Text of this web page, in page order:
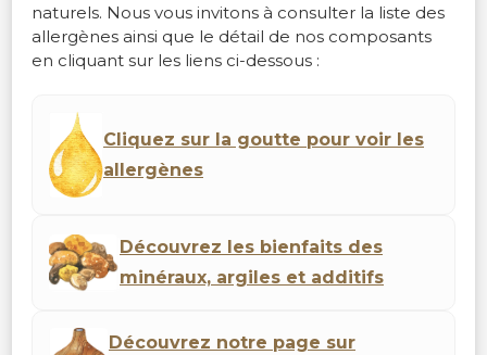
naturels. Nous vous invitons à consulter la liste des
allergènes ainsi que le détail de nos composants
en cliquant sur les liens ci-dessous :
Cliquez sur la goutte pour voir les
allergènes
Découvrez les bienfaits des
minéraux, argiles et additifs
Découvrez notre page sur